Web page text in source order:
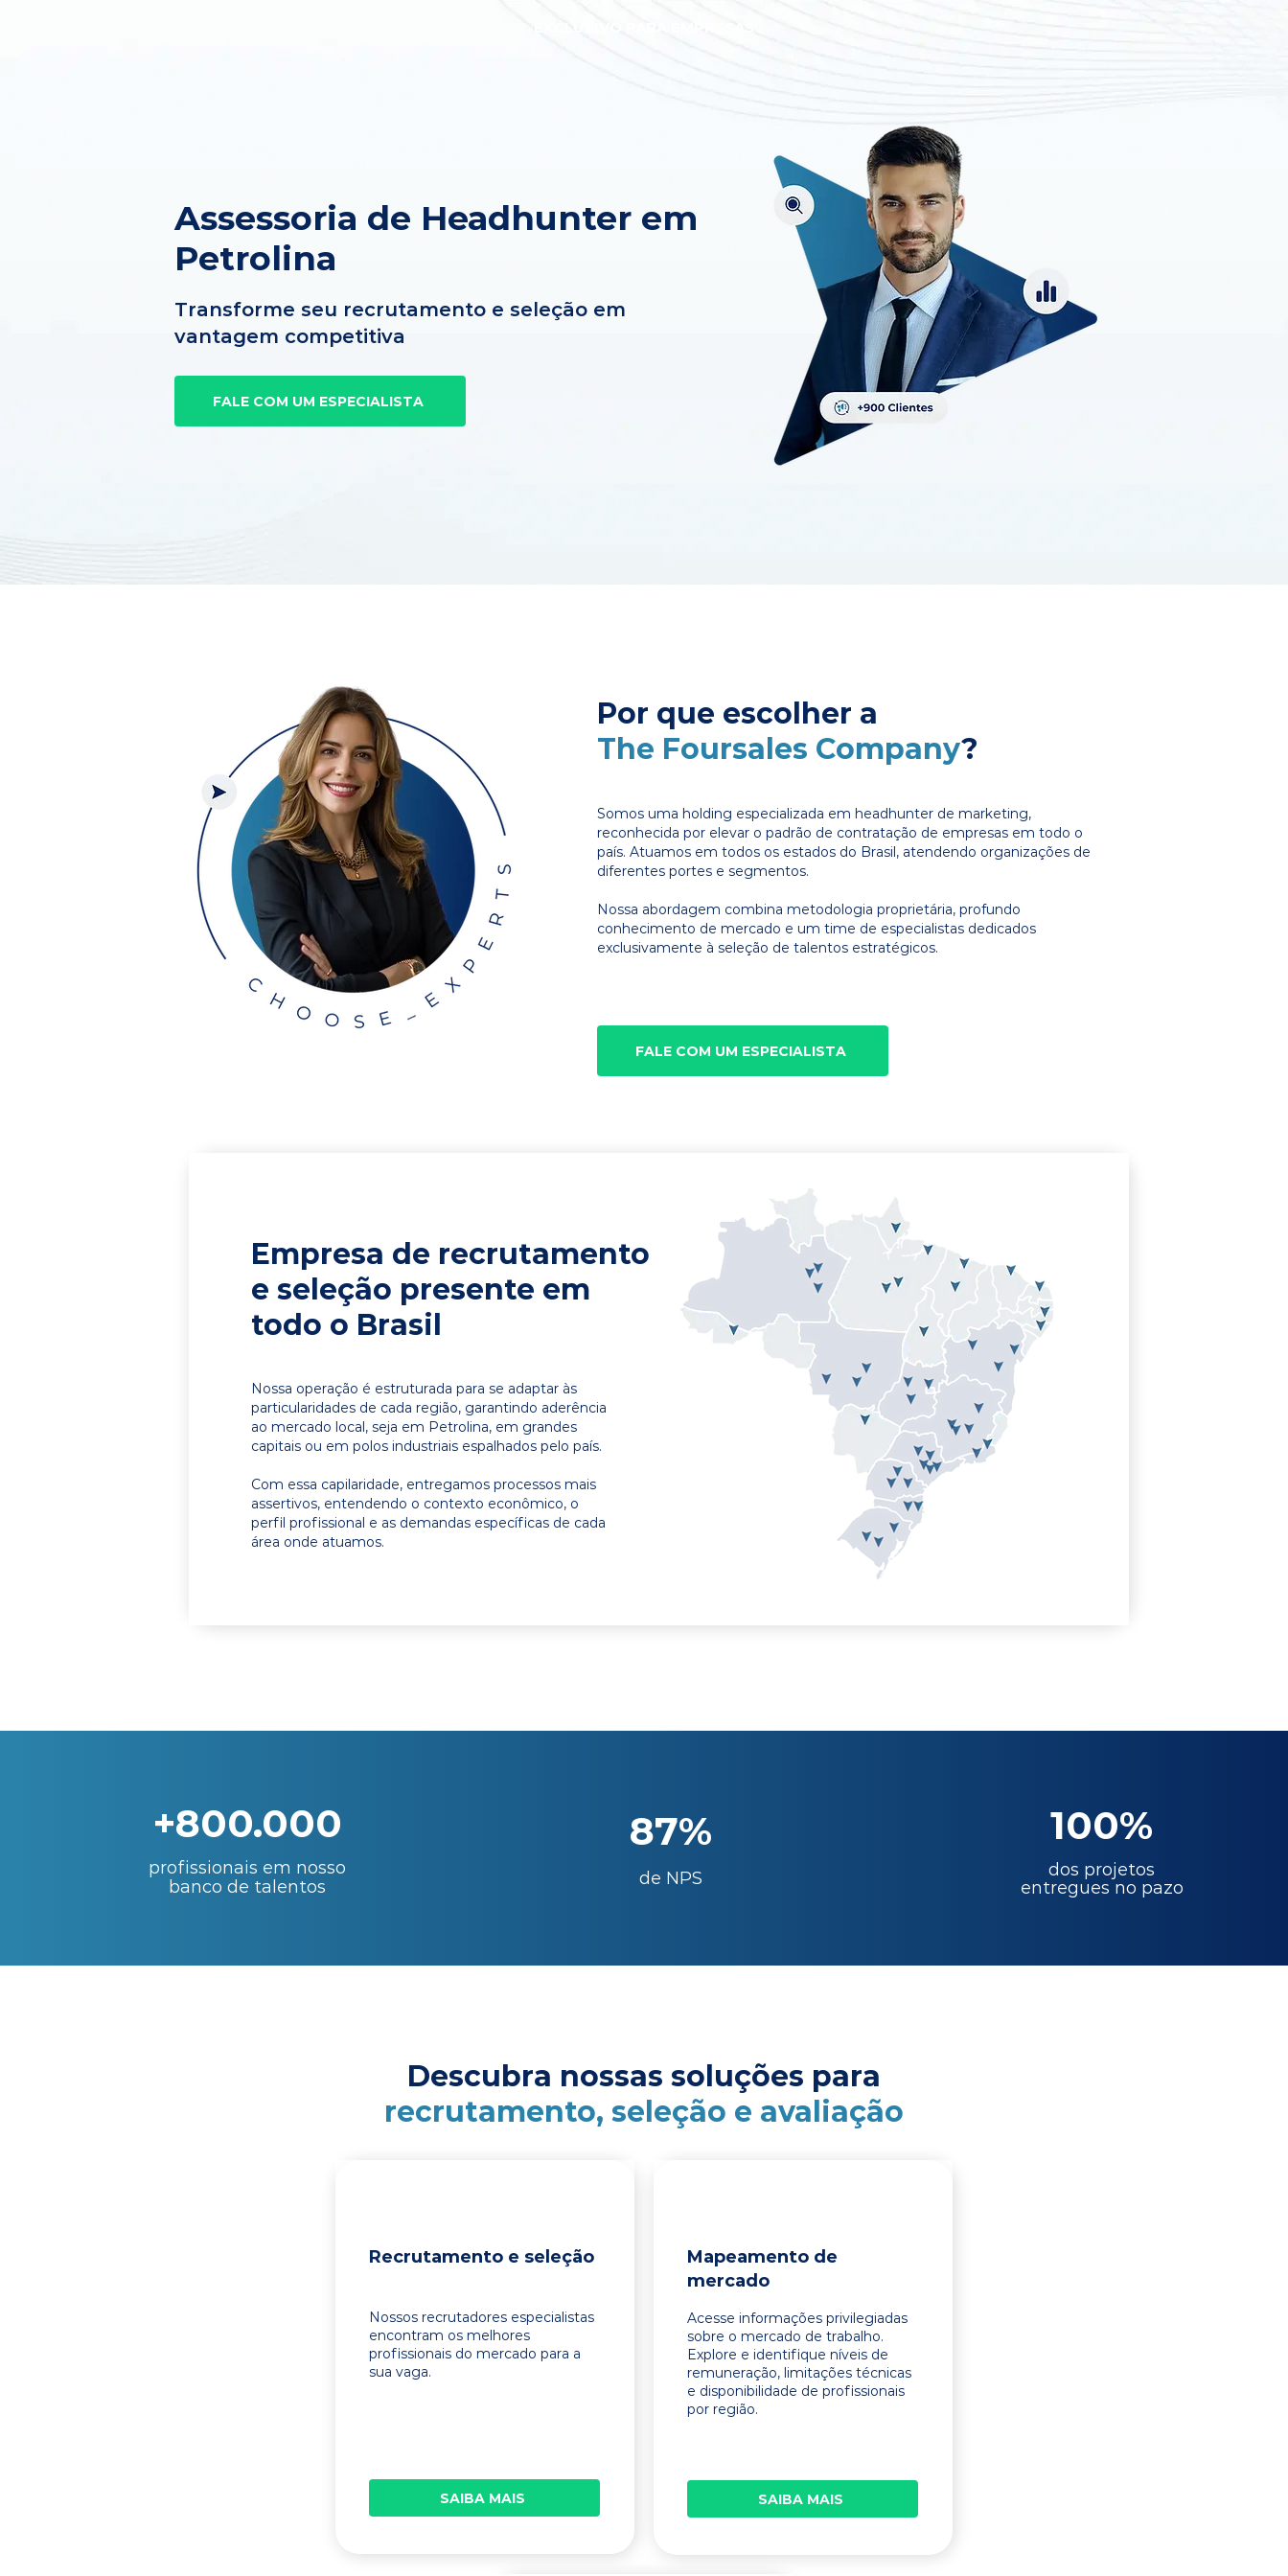
Assessoria de Headhunter em
Petrolina
Transforme seu recrutamento e seleção em
vantagem competitiva
FALE COM UM ESPECIALISTA
Por que escolher a
The Foursales Company?
Somos uma holding especializada em headhunter de marketing,
reconhecida por elevar o padrão de contratação de empresas em todo o
país. Atuamos em todos os estados do Brasil, atendendo organizações de
diferentes portes e segmentos.
Nossa abordagem combina metodologia proprietária, profundo
conhecimento de mercado e um time de especialistas dedicados
exclusivamente à seleção de talentos estratégicos.
FALE COM UM ESPECIALISTA
Empresa de recrutamento
e seleção presente em
todo o Brasil
Nossa operação é estruturada para se adaptar às
particularidades de cada região, garantindo aderência
ao mercado local, seja em Petrolina, em grandes
capitais ou em polos industriais espalhados pelo país.
Com essa capilaridade, entregamos processos mais
assertivos, entendendo o contexto econômico, o
perfil profissional e as demandas específicas de cada
área onde atuamos.
+800.000
profissionais em nosso
banco de talentos
87%
de NPS
100%
dos projetos
entregues no pazo
Descubra nossas soluções para
recrutamento, seleção e avaliação
Recrutamento e seleção
Nossos recrutadores especialistas
encontram os melhores
profissionais do mercado para a
sua vaga.
SAIBA MAIS
Mapeamento de
mercado
Acesse informações privilegiadas
sobre o mercado de trabalho.
Explore e identifique níveis de
remuneração, limitações técnicas
e disponibilidade de profissionais
por região.
SAIBA MAIS